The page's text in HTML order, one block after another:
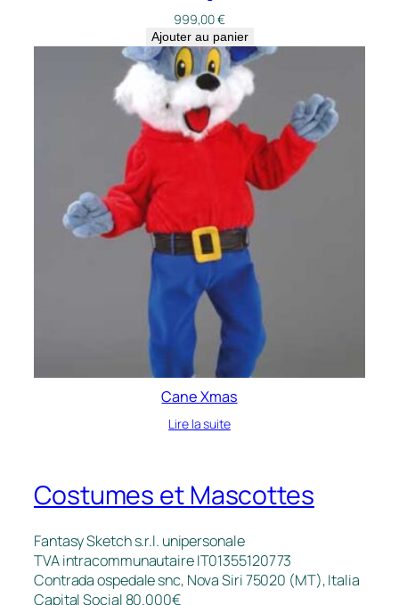
999,00€
Ajouter au panier
Cane Xmas
Lire la suite
Costumes et Mascottes
Fantasy Sketch s.r.l. unipersonale
TVA intracommunautaire IT01355120773
Contrada ospedale snc, Nova Siri 75020 (MT), Italia
Capital Social 80.000€